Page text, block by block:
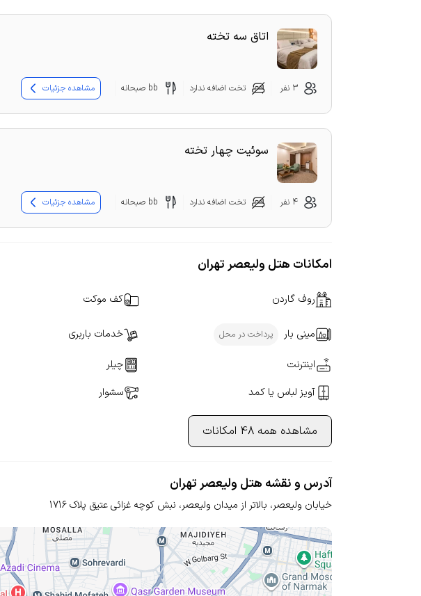
اتاق سه تخته
3 نفر تخت اضافه ندارد bb صبحانه مشاهده جزئیات
سوئیت چهار تخته
4 نفر تخت اضافه ندارد bb صبحانه مشاهده جزئیات
امکانات هتل ولیعصر تهران
روف گاردن کف موکت
مینی بار پرداخت در محل خدمات باربری
اینترنت چیلر
آویز لباس یا کمد
سشوار
مشاهده همه 48 امکانات
آدرس و نقشه هتل ولیعصر تهران
خیابان ولیعصر، بالاتر از میدان ولیعصر، نبش کوچه غزائی عتیق پلاک 1716